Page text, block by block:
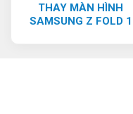
THAY MÀN HÌNH
SAMSUNG Z FOLD 1